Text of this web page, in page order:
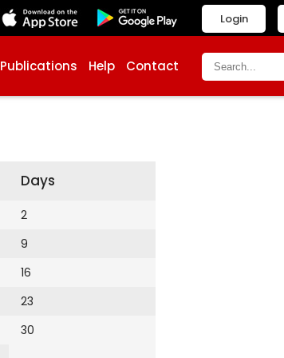
Login
Publications Help Contact
Days
2
9
16
23
30